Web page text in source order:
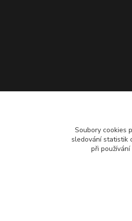
Soubory cookies
sledování statistik
při